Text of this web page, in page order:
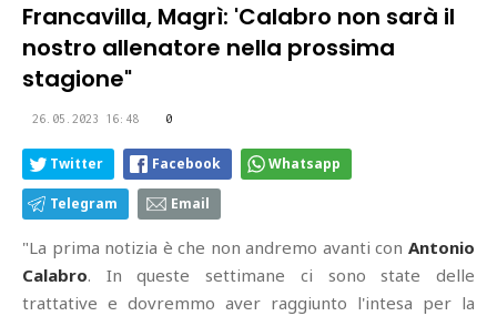
Francavilla, Magrì: 'Calabro non sarà il
nostro allenatore nella prossima
stagione"
26.05.2023 16:48 0
Twitter Facebook Whatsapp
Telegram Email
"La prima notizia è che non andremo avanti con Antonio
Calabro. In queste settimane ci sono state delle
trattative e dovremmo aver raggiunto l'intesa per la